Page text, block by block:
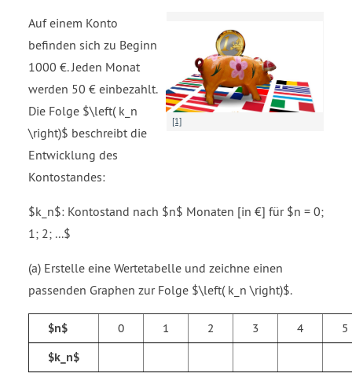
[1]
Auf einem Konto
befinden sich zu Beginn
1000 €. Jeden Monat
werden 50 € einbezahlt.
Die Folge $\left( k_n
\right)$ beschreibt die
Entwicklung des
Kontostandes:
$k_n$: Kontostand nach $n$ Monaten [in €] für $n = 0;
1; 2; ...$
(a) Erstelle eine Wertetabelle und zeichne einen
passenden Graphen zur Folge $\left( k_n \right)$.
$n$ 0 1 2 3 4 5
$k_n$